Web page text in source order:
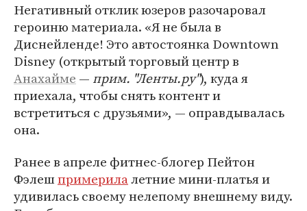
Негативный отклик юзеров разочаровал
героиню материала. «Я не была в
Диснейленде! Это автостоянка Downtown
Disney (открытый торговый центр в
Анахайме — прим. "Ленты.ру"), куда я
приехала, чтобы снять контент и
встретиться с друзьями», — оправдывалась
она.
Ранее в апреле фитнес-блогер Пейтон
Фэлешпримерилалетние мини-платья и
удивилась своему нелепому внешнему виду.